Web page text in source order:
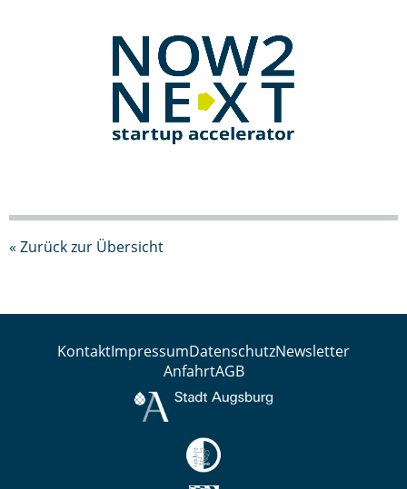
« Zurück zur Übersicht
KontaktImpressumDatenschutzNewsletter
AnfahrtAGB